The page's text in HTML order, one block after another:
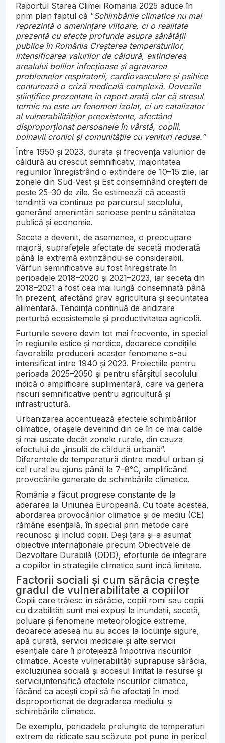
Raportul Starea Climei Romania 2025 aduce în
prim plan faptul că “Schimbările climatice nu mai
reprezintă o amenințare viitoare, ci o realitate
prezentă cu efecte profunde asupra sănătății
publice în România Creșterea temperaturilor,
intensificarea valurilor de căldură, extinderea
arealului bolilor infecțioase și agravarea
problemelor respiratorii, cardiovasculare și psihice
conturează o criză medicală complexă. Dovezile
științifice prezentate în raport arată clar că stresul
termic nu este un fenomen izolat, ci un catalizator
al vulnerabilităților preexistente, afectând
disproporționat persoanele în vârstă, copiii,
bolnavii cronici și comunitățile cu venituri reduse.”
Între 1950 și 2023, durata și frecvența valurilor de
căldură au crescut semnificativ, majoritatea
regiunilor înregistrând o extindere de 10–15 zile, iar
zonele din Sud-Vest și Est consemnând creșteri de
peste 25–30 de zile. Se estimează că această
tendință va continua pe parcursul secolului,
generând amenințări serioase pentru sănătatea
publică și economie.
Seceta a devenit, de asemenea, o preocupare
majoră, suprafețele afectate de secetă moderată
până la extremă extinzându-se considerabil.
Vârfuri semnificative au fost înregistrate în
perioadele 2018–2020 și 2021–2023, iar seceta din
2018–2021 a fost cea mai lungă consemnată până
în prezent, afectând grav agricultura și securitatea
alimentară. Tendința continuă de aridizare
perturbă ecosistemele și productivitatea agricolă.
Furtunile severe devin tot mai frecvente, în special
în regiunile estice și nordice, deoarece condițiile
favorabile producerii acestor fenomene s-au
intensificat între 1940 și 2023. Proiecțiile pentru
perioada 2025–2050 și pentru sfârșitul secolului
indică o amplificare suplimentară, care va genera
riscuri semnificative pentru agricultură și
infrastructură.
Urbanizarea accentuează efectele schimbărilor
climatice, orașele devenind din ce în ce mai calde
și mai uscate decât zonele rurale, din cauza
efectului de „insulă de căldură urbană”.
Diferențele de temperatură dintre mediul urban și
cel rural au ajuns până la 7–8°C, amplificând
provocările generate de schimbările climatice.
România a făcut progrese constante de la
aderarea la Uniunea Europeană. Cu toate acestea,
abordarea provocărilor climatice și de mediu (CE)
rămâne esențială, în special prin metode care
recunosc și includ copiii. Deși țara și-a asumat
obiective internaționale precum Obiectivele de
Dezvoltare Durabilă (ODD), eforturile de integrare
a copiilor în strategiile climatice sunt încă limitate.
Factorii sociali și cum sărăcia crește
gradul de vulnerabilitate a copiilor
Copiii care trăiesc în sărăcie, copiii romi sau copiii
cu dizabilități sunt mai expuși la inundații, secetă,
poluare și fenomene meteorologice extreme,
deoarece adesea nu au acces la locuințe sigure,
apă curată, servicii medicale și alte servicii
esențiale care îi protejează împotriva riscurilor
climatice. Aceste vulnerabilități suprapuse sărăcia,
excluziunea socială și accesul limitat la resurse și
servicii,intensifică efectele riscurilor climatice,
făcând ca acești copii să fie afectați în mod
disproporționat de degradarea mediului și
schimbările climatice.
De exemplu, perioadele prelungite de temperaturi
extrem de ridicate sau scăzute pot pune în pericol